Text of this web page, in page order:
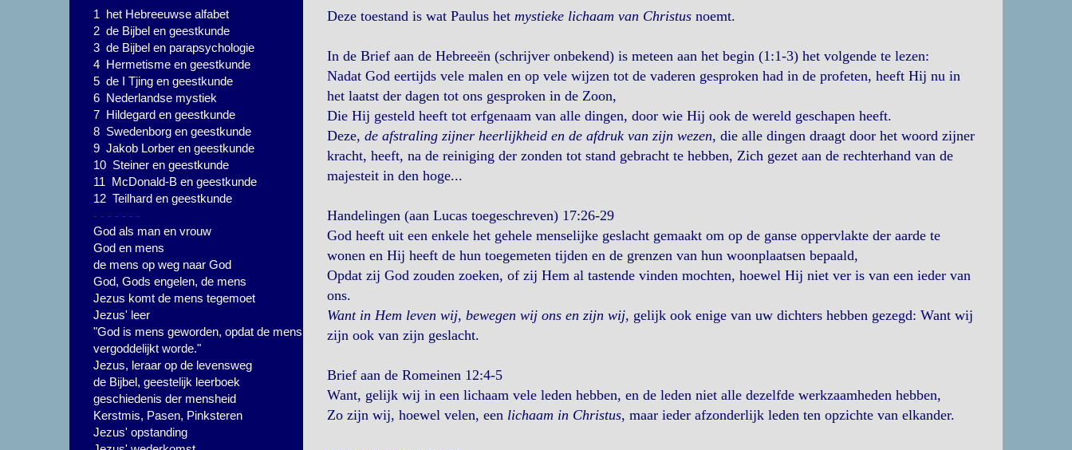
1 het Hebreeuwse alfabet
2 de Bijbel en geestkunde
3 de Bijbel en parapsychologie
4 Hermetisme en geestkunde
5 de I Tjing en geestkunde
6 Nederlandse mystiek
7 Hildegard en geestkunde
8 Swedenborg en geestkunde
9 Jakob Lorber en geestkunde
10 Steiner en geestkunde
11 McDonald-B en geestkunde
12 Teilhard en geestkunde
- - - - - - -
God als man en vrouw
God en mens
de mens op weg naar God
God, Gods engelen, de mens
Jezus komt de mens tegemoet
Jezus' leer
"God is mens geworden, opdat de mens
vergoddelijkt worde."
Jezus, leraar op de levensweg
de Bijbel, geestelijk leerboek
geschiedenis der mensheid
Kerstmis, Pasen, Pinksteren
Jezus' opstanding
Deze toestand is wat Paulus het mystieke lichaam van Christusnoemt.
In de Brief aan de Hebreeën (schrijver onbekend) is meteen aan het begin (1:1-3) het volgende te lezen:
Nadat God eertijds vele malen en op vele wijzen tot de vaderen gesproken had in de profeten, heeft Hij nu in
het laatst der dagen tot ons gesproken in de Zoon,
Die Hij gesteld heeft tot erfgenaam van alle dingen, door wie Hij ook de wereld geschapen heeft.
Deze, de afstraling zijner heerlijkheid en de afdruk van zijn wezen, die alle dingen draagt door het woord zijner
kracht, heeft, na de reiniging der zonden tot stand gebracht te hebben, Zich gezet aan de rechterhand van de
majesteit in den hoge...
Handelingen (aan Lucas toegeschreven) 17:26-29
God heeft uit een enkele het gehele menselijke geslacht gemaakt om op de ganse oppervlakte der aarde te
wonen en Hij heeft de hun toegemeten tijden en de grenzen van hun woonplaatsen bepaald,
Opdat zij God zouden zoeken, of zij Hem al tastende vinden mochten, hoewel Hij niet ver is van een ieder van
ons.
Want in Hem leven wij, bewegen wij ons en zijn wij, gelijk ook enige van uw dichters hebben gezegd: Want wij
zijn ook van zijn geslacht.
Brief aan de Romeinen 12:4-5
Want, gelijk wij in een lichaam vele leden hebben, en de leden niet alle dezelfde werkzaamheden hebben,
Zo zijn wij, hoewel velen, een lichaam in Christus, maar ieder afzonderlijk leden ten opzichte van elkander.